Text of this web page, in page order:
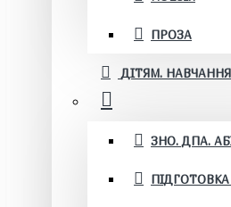
ПРОЗА
ДІТЯМ.
ЗНО. ДПА.